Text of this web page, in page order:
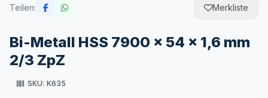
Teilen: Merkliste
Bi-Metall HSS 7900 x 54 x 1,6 mm
2/3 ZpZ
SKU: K635